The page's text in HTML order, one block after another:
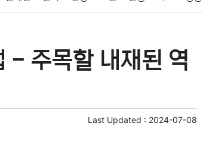
케팅 부동산 외국어 교육 교통 생활
주목할 내재된 역
Last Updated : 2024-07-08